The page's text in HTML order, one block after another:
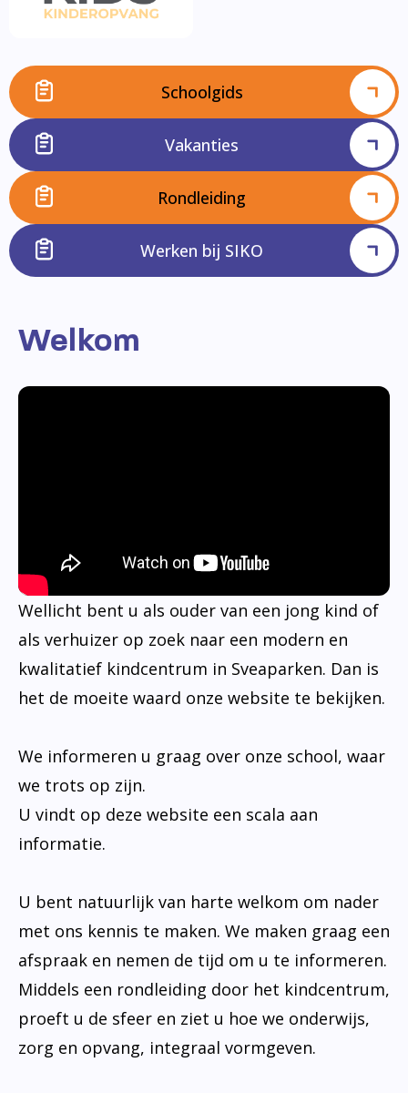
Schoolgids
Vakanties
Rondleiding
Werken bij SIKO
Welkom
Wellicht bent u als ouder van een jong kind of
als verhuizer op zoek naar een modern en
kwalitatief kindcentrum in Sveaparken. Dan is
het de moeite waard onze website te bekijken.
We informeren u graag over onze school, waar
we trots op zijn.
U vindt op deze website een scala aan
informatie.
U bent natuurlijk van harte welkom om nader
met ons kennis te maken. We maken graag een
afspraak en nemen de tijd om u te informeren.
Middels een rondleiding door het kindcentrum,
proeft u de sfeer en ziet u hoe we onderwijs,
zorg en opvang, integraal vormgeven.